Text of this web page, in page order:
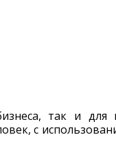
так и для
с